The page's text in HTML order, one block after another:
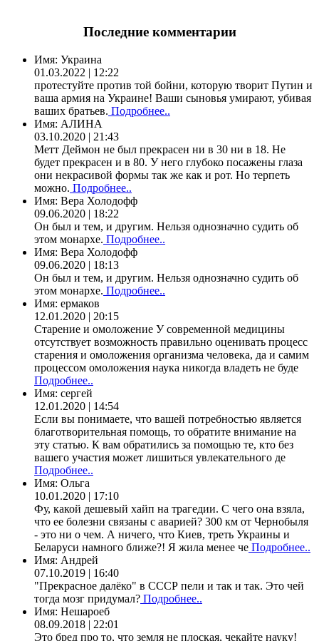
Последние комментарии
Имя: Украина
01.03.2022 | 12:22
протестуйте против той бойни, которую творит Путин и
ваша армия на Украине! Ваши сыновья умирают, убивая
ваших братьев. Подробнее..
Имя: АЛИНА
03.10.2020 | 21:43
Метт Деймон не был прекрасен ни в 30 ни в 18. Не
будет прекрасен и в 80. У него глубоко посажены глаза
они некрасивой формы так же как и рот. Но терпеть
можно. Подробнее..
Имя: Вера Холодофф
09.06.2020 | 18:22
Он был и тем, и другим. Нельзя однозначно судить об
этом монархе. Подробнее..
Имя: Вера Холодофф
09.06.2020 | 18:13
Он был и тем, и другим. Нельзя однозначно судить об
этом монархе. Подробнее..
Имя: ермаков
12.01.2020 | 20:15
Старение и омоложение У современной медицины
отсутствует возможность правильно оценивать процесс
старения и омоложения организма человека, да и самим
процессом омоложения наука никогда владеть не буде
Подробнее..
Имя: сергей
12.01.2020 | 14:54
Если вы понимаете, что вашей потребностью является
благотворительная помощь, то обратите внимание на
эту статью. К вам обратились за помощью те, кто без
вашего участия может лишиться увлекательного де
Подробнее..
Имя: Ольга
10.01.2020 | 17:10
Фу, какой дешевый хайп на трагедии. С чего она взяла,
что ее болезни связаны с аварией? 300 км от Чернобыля
- это ни о чем. А ничего, что Киев, треть Украины и
Беларуси намного ближе?! Я жила менее че Подробнее..
Имя: Андрей
07.10.2019 | 16:40
"Прекрасное далёко" в СССР пели и так и так. Это чей
тогда мозг придумал? Подробнее..
Имя: Нешароеб
08.09.2018 | 22:01
Это бред про то, что земля не плоская, чекайте науку!